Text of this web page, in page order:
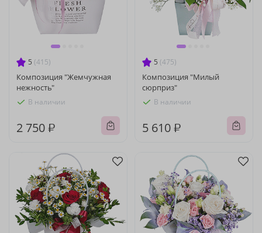
5 (415)
Композиция "Жемчужная
нежность"
В наличии
2 750 ₽
5 (475)
Композиция "Милый
сюрприз"
В наличии
5 610 ₽